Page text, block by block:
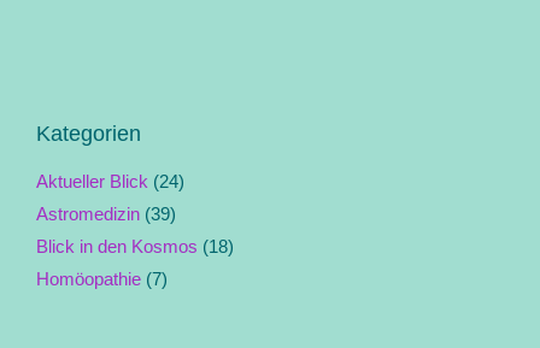
Kategorien
Aktueller Blick (24)
Astromedizin (39)
Blick in den Kosmos (18)
Homöopathie (7)